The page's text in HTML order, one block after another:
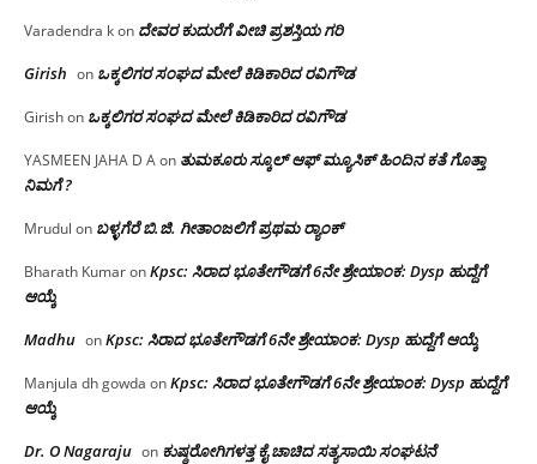
Varadendra kon ದೇವರ ಕುದುರೆಗೆ ವೀಚಿ ಪ್ರಶಸ್ತಿಯ ಗರಿ
Girish on ಒಕ್ಕಲಿಗರ ಸಂಘದ ಮೇಲೆ ಕಿಡಿಕಾರಿದ ರವಿಗೌಡ
Girishon ಒಕ್ಕಲಿಗರ ಸಂಘದ ಮೇಲೆ ಕಿಡಿಕಾರಿದ ರವಿಗೌಡ
YASMEEN JAHA D Aon ತುಮಕೂರು ಸ್ಕೂಲ್ ಆಫ್ ಮ್ಯೂಸಿಕ್ ಹಿಂದಿನ ಕತೆ ಗೊತ್ತಾ
ನಿಮಗೆ ?
Mrudul on ಬಳ್ಳಗೆರೆ ಬಿ.ಜಿ. ಗೀತಾಂಜಲಿಗೆ ಪ್ರಥಮ ರ‌್ಯಾಂಕ್
Bharath KumaronKpsc: ಸಿರಾದ ಭೂತೇಗೌಡಗೆ 6ನೇ ಶ್ರೇಯಾಂಕ: Dysp ಹುದ್ದೆಗೆ
ಆಯ್ಕೆ
Madhu onKpsc: ಸಿರಾದ ಭೂತೇಗೌಡಗೆ 6ನೇ ಶ್ರೇಯಾಂಕ: Dysp ಹುದ್ದೆಗೆ ಆಯ್ಕೆ
Manjula dh gowda onKpsc: ಸಿರಾದ ಭೂತೇಗೌಡಗೆ 6ನೇ ಶ್ರೇಯಾಂಕ: Dysp ಹುದ್ದೆಗೆ
ಆಯ್ಕೆ
Dr. O Nagaraju on ಕುಷ್ಠರೋಗಿಗಳತ್ತ ಕೈ ಚಾಚಿದ ಸತ್ಯಸಾಯಿ ಸಂಘಟನೆ